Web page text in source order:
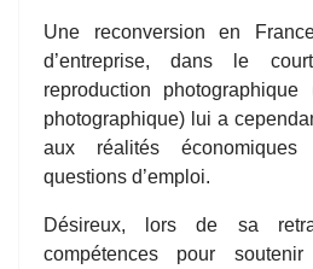
Une reconversion en
d’entreprise, dans le
reproduction photographique
photographique) lui a
aux réalités
questions d’emploi.
Désireux, lors de sa
compétences pour